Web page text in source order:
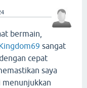
bermain,
sangat
cepat
saya
menunjukkan